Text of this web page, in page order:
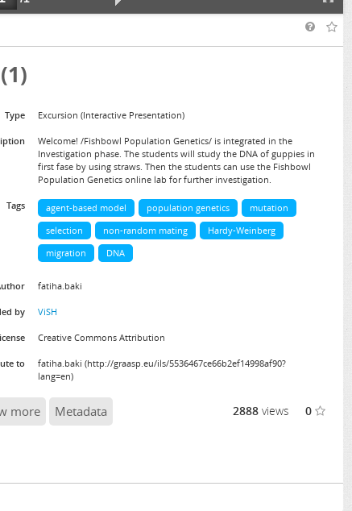
Type Excursion (Interactive Presentation)
Welcome! /Fishbowl Population Genetics/ is integrated in the
Investigation phase. The students will study the DNA of guppies in
first fase by using straws. Then the students can use the Fishbowl
Population Genetics online lab for further investigation.
Tags agent-based model population genetics
mutation
selection
non-random mating
Hardy-Weinberg
migration
DNA
fatiha.baki
by ViSH
Creative Commons Attribution
to
fatiha.baki (http://graasp.eu/ils/5536467ce66b2ef14998af90?
lang=en)
more Metadata 2888views 0